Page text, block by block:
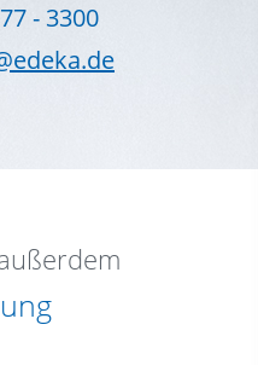
- 3300